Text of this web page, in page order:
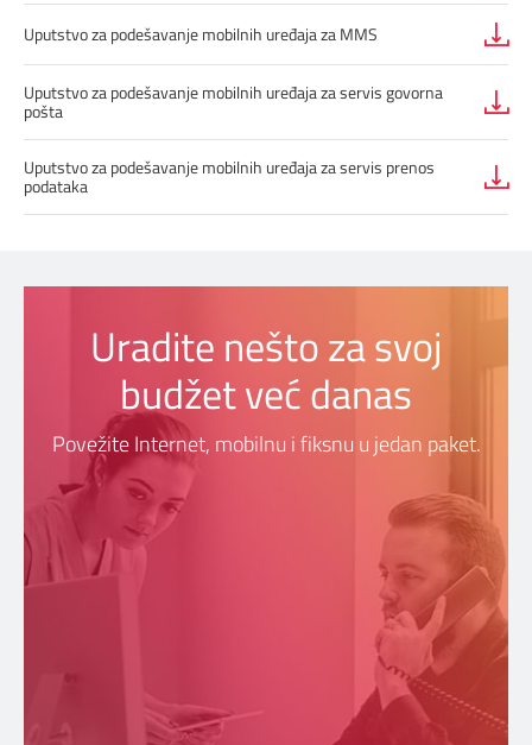
DIGITALNI SERVISI
Cenovnici
Uslovi korišćenja
MAPA POKRIVENOSTI
PRODAJNA MESTA
MAPA BRZINA
Uputstvo za podešavanje mobilnih uređaja za MMS
Uputstvo za podešavanje mobilnih uređaja za servis govorna
pošta
Uputstvo za podešavanje mobilnih uređaja za servis prenos
podataka
Uradite nešto za svoj
budžet već danas
Povežite Internet, mobilnu i fiksnu u jedan paket.